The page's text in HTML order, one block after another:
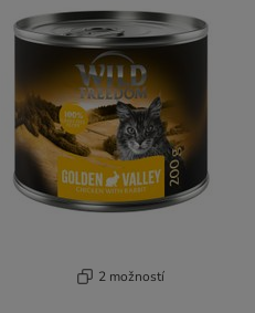
2 možností